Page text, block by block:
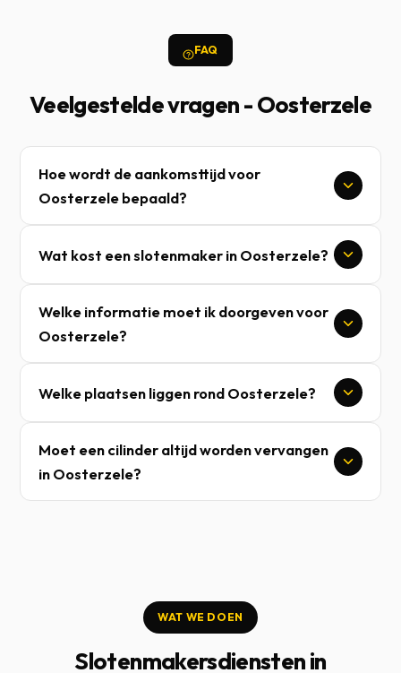
FAQ
Veelgestelde vragen - Oosterzele
Hoe wordt de aankomsttijd voor
Oosterzele bepaald?
Wat kost een slotenmaker in Oosterzele?
Welke informatie moet ik doorgeven voor
Oosterzele?
Welke plaatsen liggen rond Oosterzele?
Moet een cilinder altijd worden vervangen
in Oosterzele?
WAT WE DOEN
Slotenmakersdiensten in